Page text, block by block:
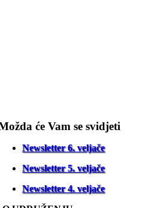
će Vam se svidjeti
Newsletter 6. veljače
Newsletter 5. veljače
Newsletter 4. veljače